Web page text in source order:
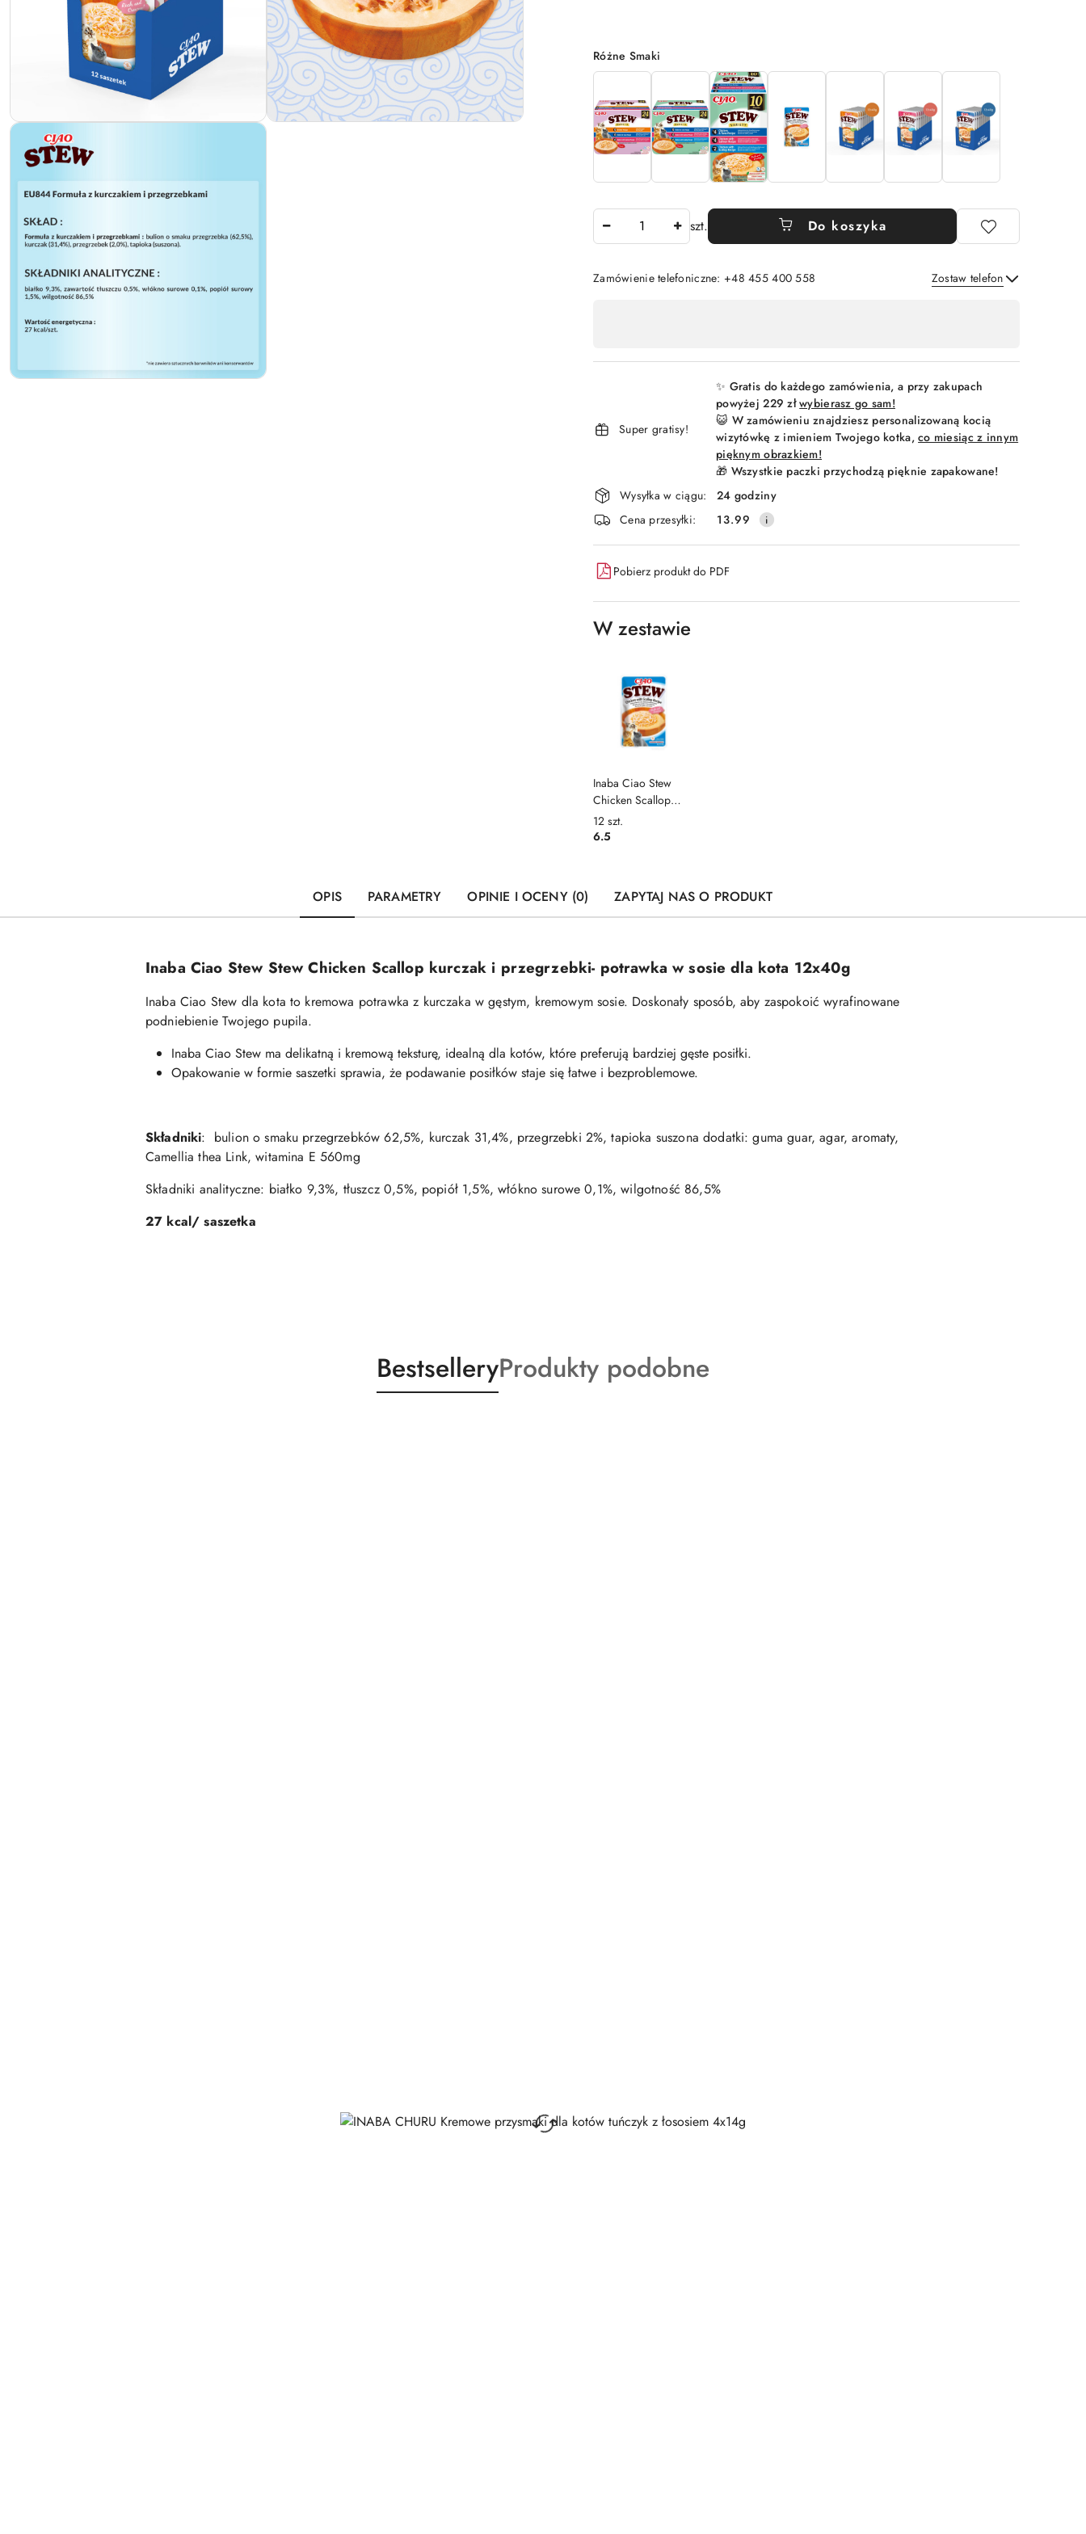
Wariant
Różne Smaki
szt. Do koszyka
Zamówienie telefoniczne: +48 455 400 558 Zostaw telefon
płatność
dostawa
Super gratisy!
✨ Gratis do każdego zamówienia, a przy zakupach
powyżej 229 złwybierasz go sam!
😺 W zamówieniu znajdziesz personalizowaną kocią
wizytówkę z imieniem Twojego kotka,co miesiąc z innym
pięknym obrazkiem!
🎁 Wszystkie paczki przychodzą pięknie zapakowane!
Wysyłka w ciągu:
24 godziny
Cena przesyłki:
13.99
Pobierz produkt do PDF
W zestawie
Inaba Ciao Stew
Chicken Scallop
kurczak i
przegrzebki - zupka
12 szt.
6.5
OPIS PARAMETRY OPINIE I OCENY (0) ZAPYTAJ NAS O PRODUKT
Inaba Ciao Stew Stew Chicken Scallop kurczak i przegrzebki- potrawka w sosie dla kota 12x40g
Inaba Ciao Stew dla kota to kremowa potrawka z kurczaka w gęstym, kremowym sosie. Doskonały sposób, aby zaspokoić wyrafinowane
podniebienie Twojego pupila.
Inaba Ciao Stew ma delikatną i kremową teksturę, idealną dla kotów, które preferują bardziej gęste posiłki.
Opakowanie w formie saszetki sprawia, że podawanie posiłków staje się łatwe i bezproblemowe.
Składniki: bulion o smaku przegrzebków 62,5%, kurczak 31,4%, przegrzebki 2%, tapioka suszona dodatki: guma guar, agar, aromaty,
Camellia thea Link, witamina E 560mg
Składniki analityczne: białko 9,3%, tłuszcz 0,5%, popiół 1,5%, włókno surowe 0,1%, wilgotność 86,5%
27 kcal/ saszetka
Produkty
o
BestselleryProdukty
o
Produkty podobne